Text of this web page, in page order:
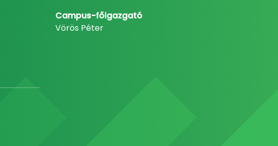
Campus-főigazgató
Vörös Péter